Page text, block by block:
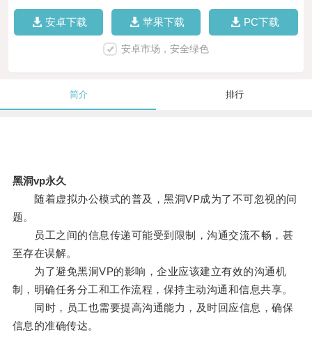
安卓下载 苹果下载 PC下载
安卓市场，安全绿色
简介 排行
黑洞vp永久
随着虚拟办公模式的普及，黑洞VP成为了不可忽视的问
题。
员工之间的信息传递可能受到限制，沟通交流不畅，甚
至存在误解。
为了避免黑洞VP的影响，企业应该建立有效的沟通机
制，明确任务分工和工作流程，保持主动沟通和信息共享。
同时，员工也需要提高沟通能力，及时回应信息，确保
信息的准确传达。